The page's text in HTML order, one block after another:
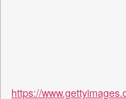
https://